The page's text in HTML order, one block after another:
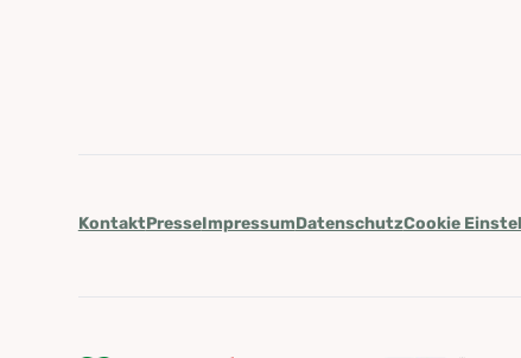
KontaktPresseImpressumDatenschutzCookie